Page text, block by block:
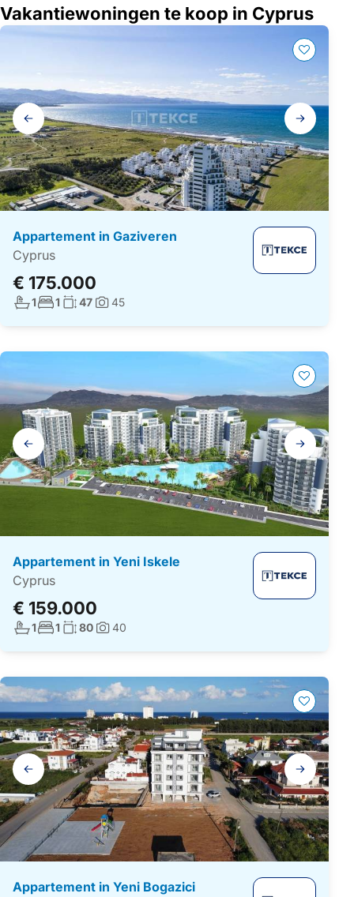
Vakantiewoningen te koop in Cyprus
Galerij
navigatie
Appartement in Gaziveren
Cyprus
€ 175.000
Aantal badkamers:
1Aantal slaapkamers:
1 Woonoppervlakte:
47 Foto's:
45
Galerij
navigatie
Appartement in Yeni Iskele
Cyprus
€ 159.000
Aantal badkamers:
1Aantal slaapkamers:
1 Woonoppervlakte:
80Foto's:
40
Galerij
navigatie
Appartement in Yeni Bogazici